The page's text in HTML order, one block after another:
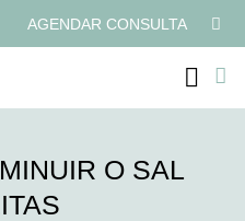
AGENDAR CONSULTA
O SAL